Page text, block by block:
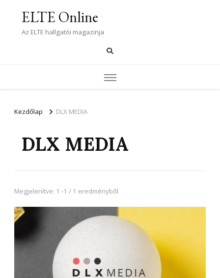
ELTE Online
Az ELTE hallgatói magazinja
Kezdőlap DLX MEDIA
DLX MEDIA
Megjelenítve: 1 -1 / 1 eredményből